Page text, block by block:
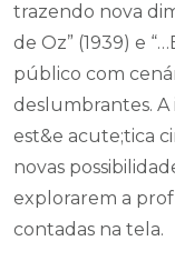
trazendo nova
de Oz” (1939) e
público com
deslumbrantes.
est&e acute;tica
novas
explorarem a
contadas na tela.